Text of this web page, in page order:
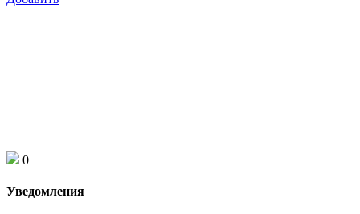
0
Уведомления